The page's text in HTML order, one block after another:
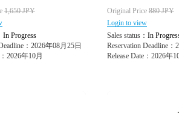
1,650JPY
In Progress
：2026年08月25日
2026年10月
Original Price 880JPY
Login to view
Sales status： In
Reservation Deadline：
Release Date：2026年